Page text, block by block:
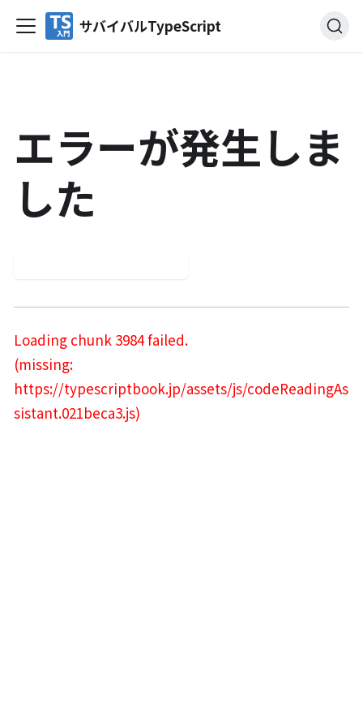
サバイバルTypeScript
エラーが発生しま
した
Loading chunk 3984 failed.
(missing:
https://typescriptbook.jp/assets/js/codeReadingAs
sistant.021beca3.js)